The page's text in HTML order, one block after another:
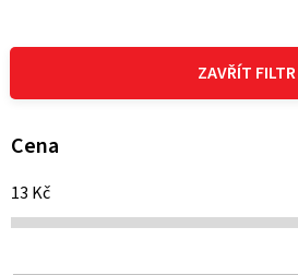
ZAVŘÍT FILTR
Cena
13 Kč
V
p
i
p
r